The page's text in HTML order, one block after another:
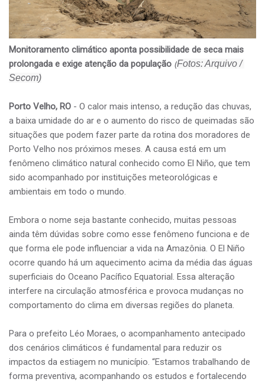
Monitoramento climático aponta possibilidade de seca mais
prolongada e exige atenção da população (Fotos: Arquivo /
Secom)
Porto Velho, RO - O calor mais intenso, a redução das chuvas,
a baixa umidade do ar e o aumento do risco de queimadas são
situações que podem fazer parte da rotina dos moradores de
Porto Velho nos próximos meses. A causa está em um
fenômeno climático natural conhecido como El Niño, que tem
sido acompanhado por instituições meteorológicas e
ambientais em todo o mundo.
Embora o nome seja bastante conhecido, muitas pessoas
ainda têm dúvidas sobre como esse fenômeno funciona e de
que forma ele pode influenciar a vida na Amazônia. O El Niño
ocorre quando há um aquecimento acima da média das águas
superficiais do Oceano Pacífico Equatorial. Essa alteração
interfere na circulação atmosférica e provoca mudanças no
comportamento do clima em diversas regiões do planeta.
Para o prefeito Léo Moraes, o acompanhamento antecipado
dos cenários climáticos é fundamental para reduzir os
impactos da estiagem no município. “Estamos trabalhando de
forma preventiva, acompanhando os estudos e fortalecendo